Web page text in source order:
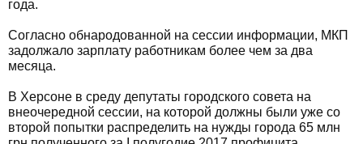
года.
Согласно обнародованной на сессии информации, МКП
задолжало зарплату работникам более чем за два
месяца.
В Херсоне в среду депутаты городского совета на
внеочередной сессии, на которой должны были уже со
второй попытки распределить на нужды города 65 млн